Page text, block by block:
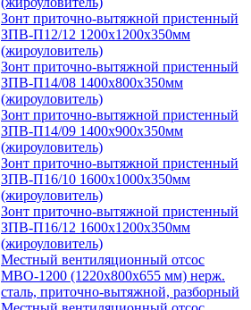
Зонт приточно-вытяжной пристенный
ЗПВ-П12/12 1200х1200х350мм
(жироуловитель)
Зонт приточно-вытяжной пристенный
ЗПВ-П14/08 1400х800х350мм
(жироуловитель)
Зонт приточно-вытяжной пристенный
ЗПВ-П14/09 1400х900х350мм
(жироуловитель)
Зонт приточно-вытяжной пристенный
ЗПВ-П16/10 1600х1000х350мм
(жироуловитель)
Зонт приточно-вытяжной пристенный
ЗПВ-П16/12 1600х1200х350мм
(жироуловитель)
Местный вентиляционный отсос
МВО-1200 (1220х800х655 мм) нерж.
сталь, приточно-вытяжной, разборный